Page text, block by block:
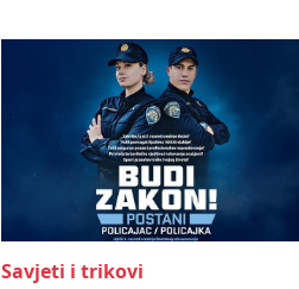
Savjeti i trikovi